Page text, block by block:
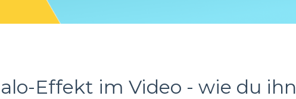
Effekt im Video - wie du ihn